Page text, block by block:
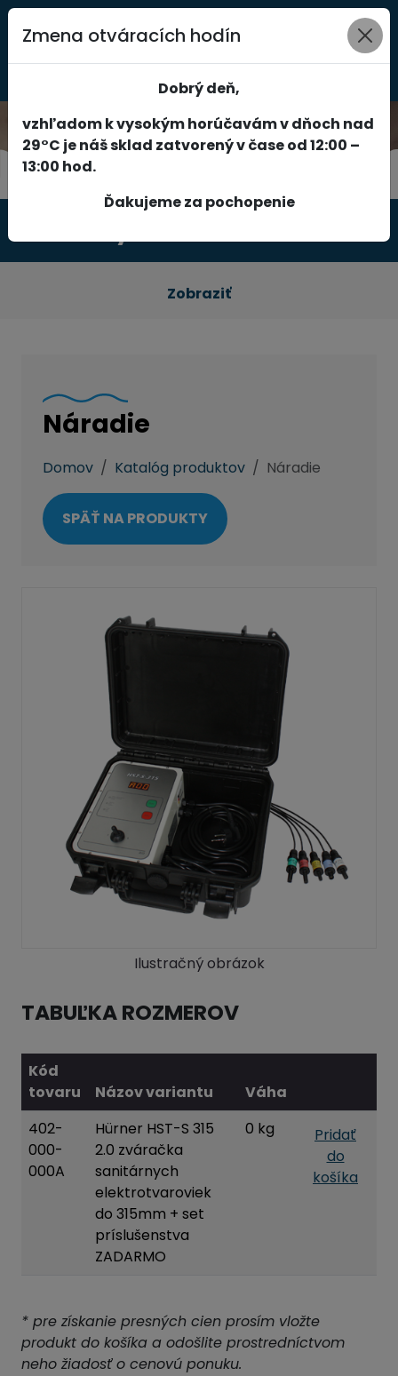
0
Zobraziť
Náradie
Domov Katalóg produktov Náradie
SPÄŤ NA PRODUKTY
Ilustračný obrázok
TABUĽKA ROZMEROV
Kód
tovaru
Názov variantu
Váha
402-
000-
000A
Hürner HST-S 315
2.0 zváračka
sanitárnych
elektrotvaroviek
do 315mm + set
príslušenstva
ZADARMO
0 kg
Pridať
do
košíka
* pre získanie presných cien prosím vložte
produkt do košíka a odošlite prostredníctvom
neho žiadosť o cenovú ponuku.
Zmena otváracích hodín
Dobrý deň,
vzhľadom k vysokým horúčavám v dňoch nad
29°C je náš sklad zatvorený v čase od 12:00 –
13:00 hod.
Ďakujeme za pochopenie